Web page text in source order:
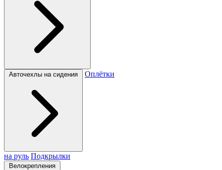
Авточехлы на сидения Оплётки
на руль Подкрылки
Велокрепления